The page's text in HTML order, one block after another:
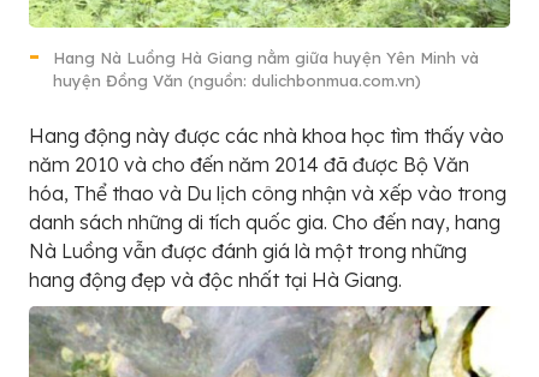
Hang Nà Luồng Hà Giang nằm giữa huyện Yên Minh và
huyện Đồng Văn (nguồn: dulichbonmua.com.vn)
Hang động này được các nhà khoa học tìm thấy vào
năm 2010 và cho đến năm 2014 đã được Bộ Văn
hóa, Thể thao và Du lịch công nhận và xếp vào trong
danh sách những di tích quốc gia. Cho đến nay, hang
Nà Luồng vẫn được đánh giá là một trong những
hang động đẹp và độc nhất tại Hà Giang.